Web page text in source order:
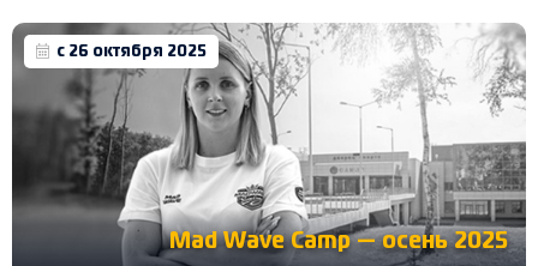
с 26 октября 2025
Mad Wave Camp — осень 2025